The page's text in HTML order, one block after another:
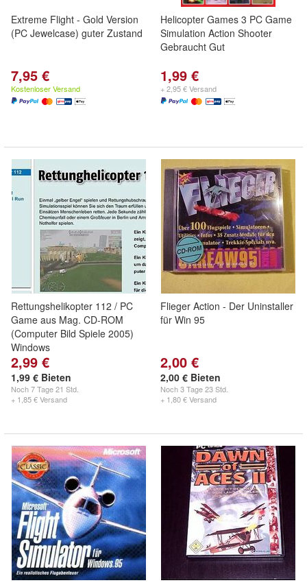
Extreme Flight - Gold Version
(PC Jewelcase) guter Zustand
7,95 €
Kostenloser Versand
Helicopter Games 3 PC Game
Simulation Action Shooter
Gebraucht Gut
1,99 €
+ 2,95 € Versand
Rettungshelikopter 112 / PC
Game aus Mag. CD-ROM
(Computer Bild Spiele 2005)
Windows
2,99 €
1,99 € Bieten
Noch7 Tage 21 Std.
+ 1,85 € Versand
Flieger Action - Der Uninstaller
für Win 95
2,00 €
2,00 € Bieten
Noch3 Tage 23 Std.
+ 1,80 € Versand